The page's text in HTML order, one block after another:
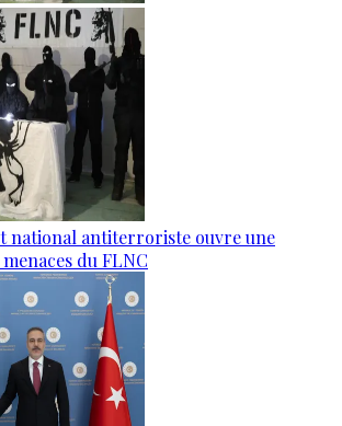
national antiterroriste ouvre une
du FLNC